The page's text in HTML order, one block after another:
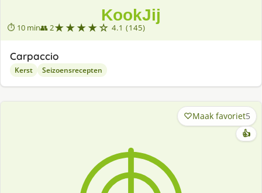
⏱ 10 min👥 2★★★★☆ 4.1 (145)
Carpaccio
Kerst Seizoensrecepten
Maak favoriet5
👍